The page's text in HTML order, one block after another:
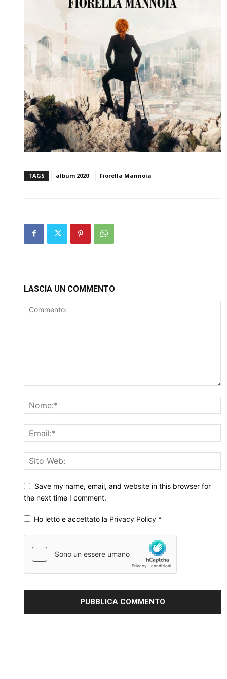
TAGS album 2020 Fiorella Mannoia
LASCIA UN COMMENTO
Save my name, email, and website in this browser for
the next time I comment.
Ho letto e accettato la Privacy Policy *